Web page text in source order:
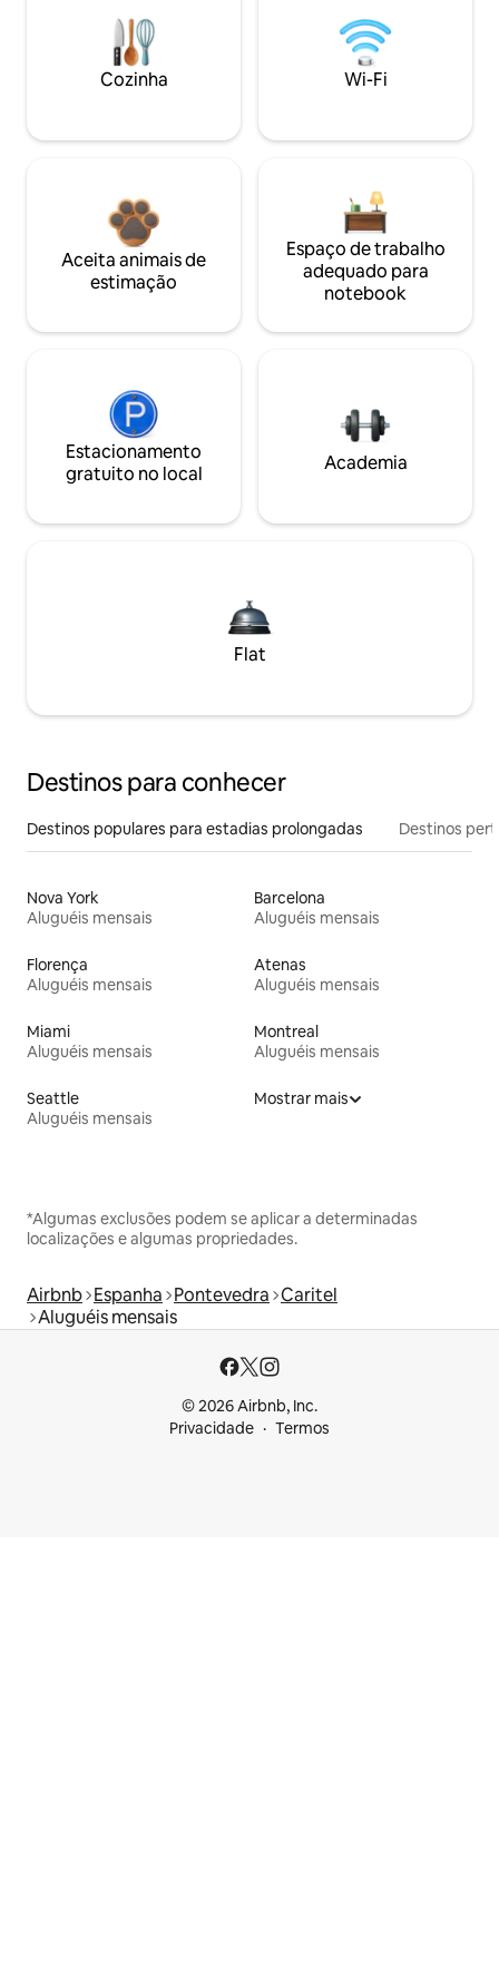
Cozinha Wi-Fi
Aceita animais de
estimação
Espaço de trabalho
adequado para
notebook
Estacionamento
gratuito no local
Academia
Flat
Destinos para conhecer
Destinos populares para estadias prolongadas Destinos
Nova York
Aluguéis mensais
Barcelona
Aluguéis mensais
Florença
Aluguéis mensais
Atenas
Aluguéis mensais
Miami
Aluguéis mensais
Montreal
Aluguéis mensais
Seattle
Aluguéis mensais
Mostrar mais
*Algumas exclusões podem se aplicar a determinadas
localizações e algumas propriedades.
Airbnb Espanha Pontevedra Caritel
Aluguéis mensais
© 2026 Airbnb, Inc.
Privacidade
Termos